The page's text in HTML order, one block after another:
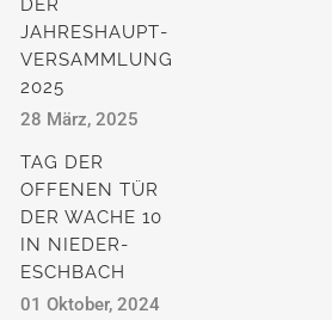
DER
JAHRESHAUPT­
VERSAMMLUNG
2025
28 März, 2025
TAG DER
OFFENEN TÜR
DER WACHE 10
IN NIEDER-
ESCHBACH
01 Oktober, 2024